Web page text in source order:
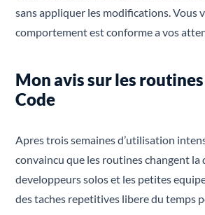
sans appliquer les modifications. Vous
comportement est conforme a vos
Mon avis sur les
Code
Apres trois semaines d’utilisation
convaincu que les routines changent la
developpeurs solos et les petites
des taches repetitives libere du temps